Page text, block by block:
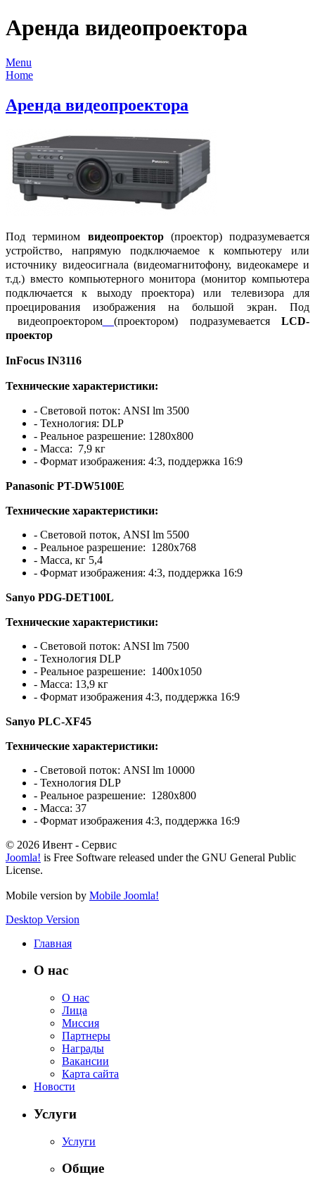
Аренда видеопроектора
Menu
Home
Аренда видеопроектора
Под термином видеопроектор(проектор) подразумевается
устройство, напрямую подключаемое к компьютеру или
источнику видеосигнала (видеомагнитофону, видеокамере и
т.д.) вместо компьютерного монитора (монитор компьютера
подключается к выходу проектора) или телевизора для
проецирования изображения на большой экран. Под
видеопроектором
(проектором) подразумевается LCD-
проектор
InFocus IN3116
Технические характеристики:
- Световой поток: ANSI lm 3500
- Технология: DLP
- Реальное разрешение: 1280x800
- Масса: 7,9 кг
- Формат изображения: 4:3, поддержка 16:9
Panasonic PT-DW5100E
Технические характеристики:
- Световой поток, ANSI lm 5500
- Реальное разрешение: 1280x768
- Масса, кг 5,4
- Формат изображения: 4:3, поддержка 16:9
Sanyo PDG-DET100L
Технические характеристики:
- Световой поток: ANSI lm 7500
- Технология DLP
- Реальное разрешение: 1400x1050
- Масса: 13,9 кг
- Формат изображения 4:3, поддержка 16:9
Sanyo PLC-XF45
Технические характеристики:
- Световой поток: ANSI lm 10000
- Технология DLP
- Реальное разрешение: 1280x800
- Масса: 37
- Формат изображения 4:3, поддержка 16:9
© 2026 Ивент - Сервис
Joomla! is Free Software released under the GNU General Public
License.
Mobile version by Mobile Joomla!
Desktop Version
Главная
О нас
О нас
Лица
Миссия
Партнеры
Награды
Вакансии
Карта сайта
Новости
Услуги
Услуги
Общие